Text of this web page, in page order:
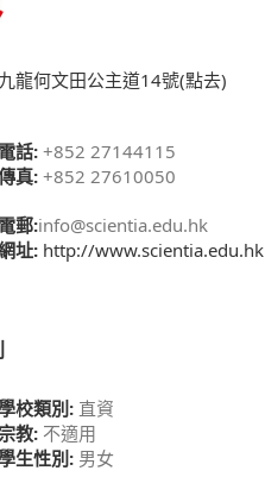
龍何文田公主道14號(點去)
話: +852 27144115
真: +852 27610050
郵:info@scientia.edu.hk
址: http://www.scientia.edu.hk
校類別: 直資
教: 不適用
生性別: 男女